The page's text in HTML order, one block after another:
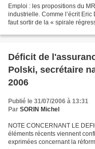
Emploi : les propositions du
industrielle. Comme l’écrit
faut sortir de la « spirale
Déficit de
Polski, secrétaire
2006
Publié le 31/07/2006 à 13:31
Par SORIN Michel
NOTE CONCERNANT LE
éléments récents viennent
exprimées concernant la